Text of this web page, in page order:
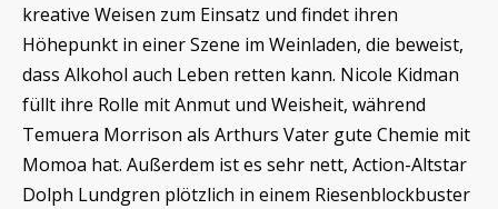
kreative Weisen zum Einsatz und findet ihren
Höhepunkt in einer Szene im Weinladen, die beweist,
dass Alkohol auch Leben retten kann. Nicole Kidman
füllt ihre Rolle mit Anmut und Weisheit, während
Temuera Morrison als Arthurs Vater gute Chemie mit
Momoa hat. Außerdem ist es sehr nett, Action-Altstar
Dolph Lundgren plötzlich in einem Riesenblockbuster